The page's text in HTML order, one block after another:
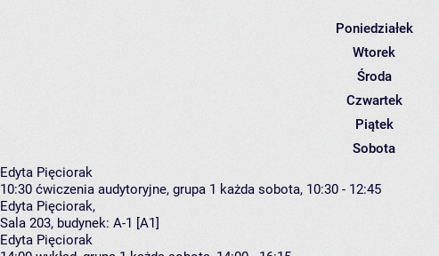
Poniedziałek
Wtorek
Środa
Czwartek
Piątek
Sobota
Edyta Pięciorak
10:30 ćwiczenia audytoryjne, grupa 1 każda sobota, 10:30 - 12:45
Edyta Pięciorak,
Sala 203, budynek: A-1 [A1]
Edyta Pięciorak